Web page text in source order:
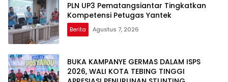
PLN UP3 Pematangsiantar Tingkatkan
Kompetensi Petugas Yantek
Berita Agustus 7, 2026
BUKA KAMPANYE GERMAS DALAM ISPS
2026, WALI KOTA TEBING TINGGI